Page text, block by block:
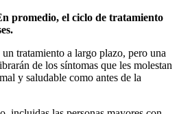
promedio, el ciclo de tratamiento
tratamiento a largo plazo, pero una
de los síntomas que les molestan
y saludable como antes de la